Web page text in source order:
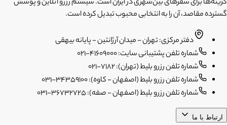
گزینه‌ها برای سفرهای بین‌شهری در ایران است. سیستم رزرو آنلاین و پوشش
گسترده مقاصد، آن را به انتخابی محبوب تبدیل کرده است.
دفتر مرکزی: تهران - میدان آرژانتین - پایانه بیهقی
شماره تلفن پشتیبانی سایت: 41609000-021
شماره تلفن رزرو بلیط (تهران): 7182-021
شماره تلفن رزرو بلیط (اصفهان - کاوه): 34359100-031
شماره تلفن رزرو بلیط (اصفهان - صفه): 36732725-031
ارتباط با ما